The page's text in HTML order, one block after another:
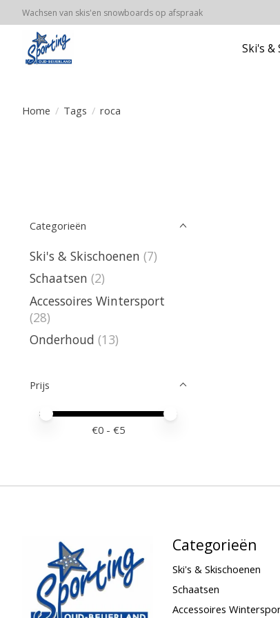
Wachsen van skis'en snowboards op afspraak
Ski's &
Home / Tags / roca
Categorieën
Ski's & Skischoenen (7)
Schaatsen (2)
Accessoires Wintersport
(28)
Onderhoud (13)
Prijs
Minimale prijswaarde
Price maximum value
€0 - €5
Categorieën
Ski's & Skischoenen
Schaatsen
Accessoires